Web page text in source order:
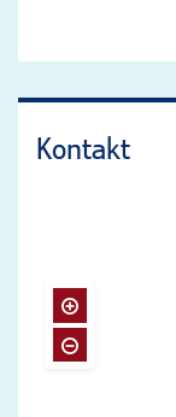
Kontakt